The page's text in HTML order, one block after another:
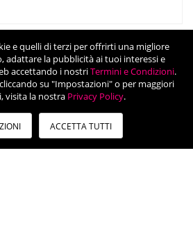
e quelli di terzi per offrirti una migliore
adattare la pubblicità ai tuoi interessi e
accettando i nostriTermini e Condizioni.
su "Impostazioni" o per maggiori
visita la nostra Privacy Policy.
ACCETTA TUTTI